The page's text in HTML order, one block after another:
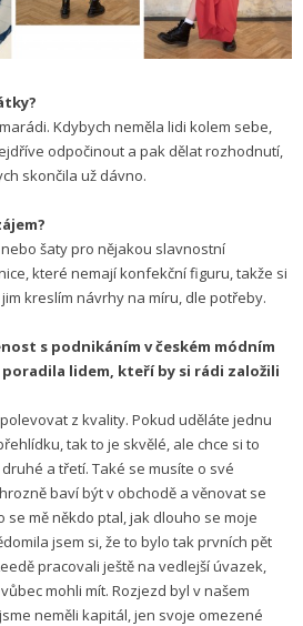
Kdybych neměla lidi kolem sebe,
odpočinout a pak dělat rozhodnutí,
skončila už dávno.
šaty pro nějakou slavnostní
které nemají konfekční figuru, takže si
kreslím návrhy na míru, dle potřeby.
s podnikáním v českém módním
lidem, kteří by si rádi založili
z kvality. Pokud uděláte jednu
tak to je skvělé, ale chce si to
a třetí. Také se musíte o své
baví být v obchodě a věnovat se
mě někdo ptal, jak dlouho se moje
jsem si, že to bylo tak prvních pět
pracovali ještě na vedlejší úvazek,
mohli mít. Rozjezd byl v našem
neměli kapitál, jen svoje omezené